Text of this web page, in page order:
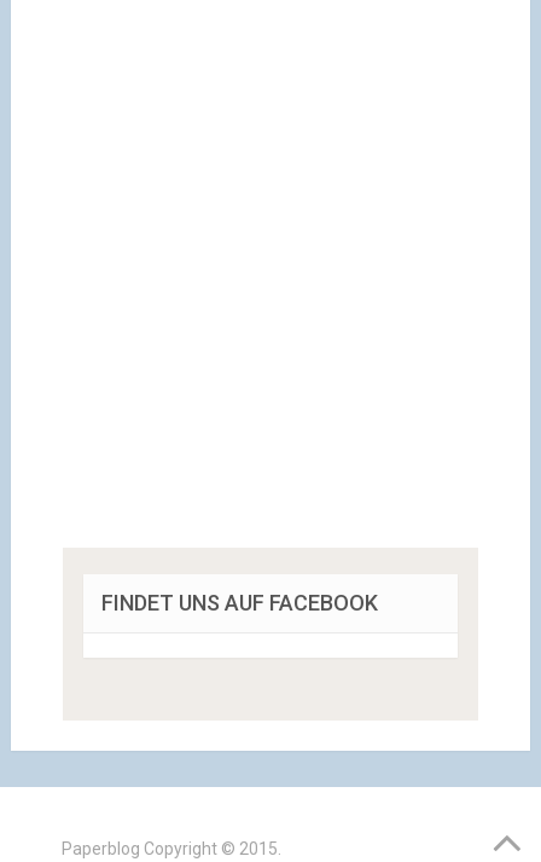
FINDET UNS AUF FACEBOOK
Paperblog Copyright © 2015.